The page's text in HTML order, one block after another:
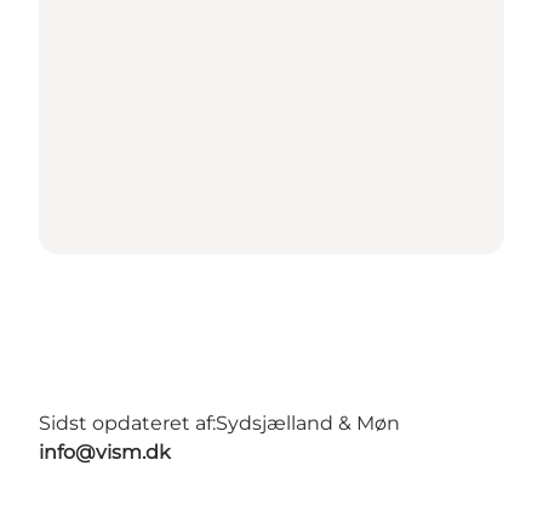
Sidst opdateret af:Sydsjælland & Møn
info@vism.dk